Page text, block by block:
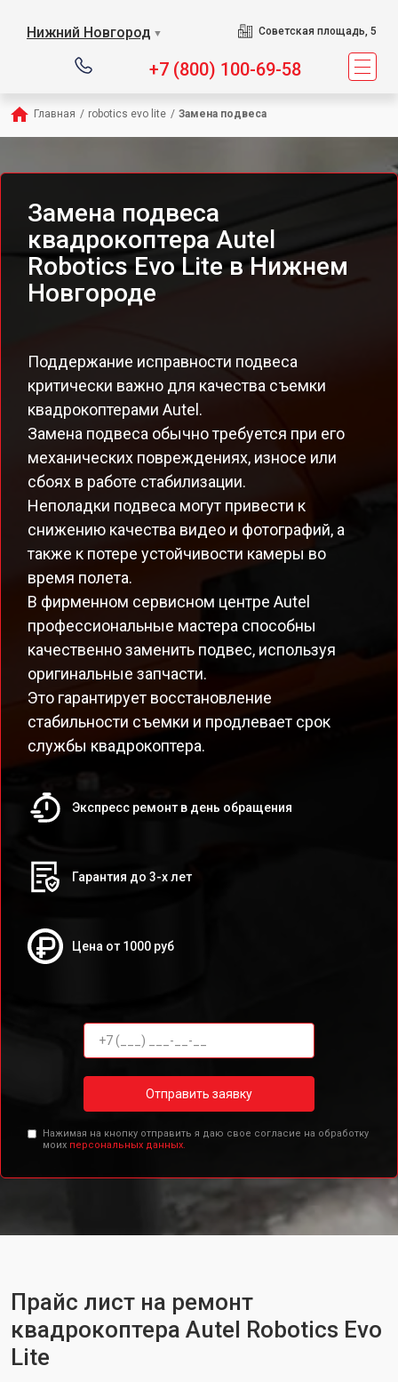
Нижний Новгород ▼ Советская площадь, 5
+7 (800) 100-69-58
Главная / robotics evo lite / Замена подвеса
Замена подвеса
квадрокоптера Autel
Robotics Evo Lite в Нижнем
Новгороде
Поддержание исправности подвеса
критически важно для качества съемки
квадрокоптерами Autel.
Замена подвеса обычно требуется при его
механических повреждениях, износе или
сбоях в работе стабилизации.
Неполадки подвеса могут привести к
снижению качества видео и фотографий, а
также к потере устойчивости камеры во
время полета.
В фирменном сервисном центре Autel
профессиональные мастера способны
качественно заменить подвес, используя
оригинальные запчасти.
Это гарантирует восстановление
стабильности съемки и продлевает срок
службы квадрокоптера.
Экспресс ремонт в день обращения
Гарантия до 3-х лет
Цена от 1000 руб
Отправить заявку
Нажимая на кнопку отправить я даю свое согласие на обработку
моих персональных данных.
Прайс лист на ремонт
квадрокоптера Autel Robotics Evo
Lite